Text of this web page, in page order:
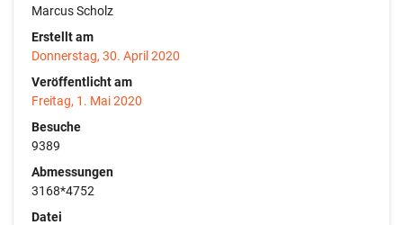
Marcus Scholz
Erstellt am
Donnerstag, 30. April 2020
Veröffentlicht am
Freitag, 1. Mai 2020
Besuche
9389
Abmessungen
3168*4752
Datei